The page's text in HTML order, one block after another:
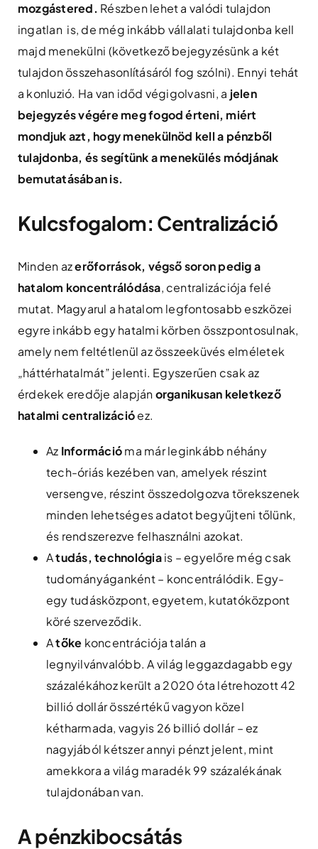
mozgástered. Részben lehet a valódi tulajdon
ingatlan is, de még inkább vállalati tulajdonba kell
majd menekülni (következő bejegyzésünk a két
tulajdon összehasonlításáról fog szólni). Ennyi tehát
a konluzió. Ha van időd végigolvasni, a jelen
bejegyzés végére meg fogod érteni, miért
mondjuk azt, hogy menekülnöd kell a pénzből
tulajdonba, és segítünk a menekülés módjának
bemutatásában is.
Kulcsfogalom: Centralizáció
Minden azerőforrások, végső soron pedig a
hatalom koncentrálódása, centralizációja felé
mutat. Magyarul a hatalom legfontosabb eszközei
egyre inkább egy hatalmi körben összpontosulnak,
amely nem feltétlenül az összeeküvés elméletek
„háttérhatalmát” jelenti. Egyszerűen csak az
érdekek eredője alapjánorganikusan keletkező
hatalmi centralizációez.
Az Információma már leginkább néhány
tech-óriás kezében van, amelyek részint
versengve, részint összedolgozva törekszenek
minden lehetséges adatot begyűjteni tőlünk,
és rendszerezve felhasználni azokat.
Atudás, technológiais – egyelőre még csak
tudományáganként – koncentrálódik. Egy-
egy tudásközpont, egyetem, kutatóközpont
köré szerveződik.
Atőke koncentrációja talán a
legnyilvánvalóbb. A világ leggazdagabb egy
százalékához került a 2020 óta létrehozott 42
billió dollár összértékű vagyon közel
kétharmada, vagyis 26 billió dollár – ez
nagyjából kétszer annyi pénzt jelent, mint
amekkora a világ maradék 99 százalékának
tulajdonában van.
A pénzkibocsátás